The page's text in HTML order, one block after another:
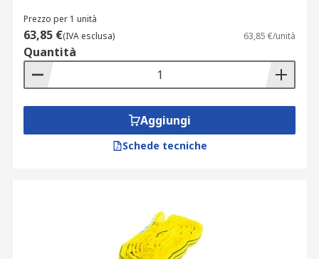
Prezzo per 1 unità
63,85 €(IVA esclusa) 63,85 €/unità
Quantità
Aggiungi
Schede tecniche